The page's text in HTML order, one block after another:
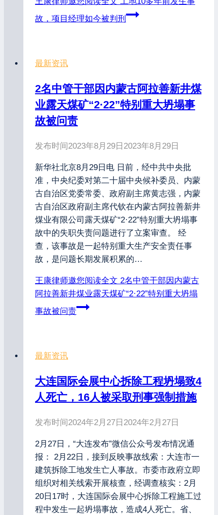
故，项目经理如今被判刑
最新资讯
2名中管干部因内蒙古阿拉善新井煤
业露天煤矿“2·22”特别重大坍塌事
故被问责
发布时间2023年8月29日 2023年8月29日
新华社北京8月29日电 日前，经中共中央批
准，中央纪委对第二十届中央候补委员、内蒙
古自治区党委常委、政府副主席黄志强，内蒙
古自治区政府副主席代钦在内蒙古阿拉善新井
煤业有限公司露天煤矿“2·22”特别重大坍塌事
故中的失职失责问题进行了立案审查。 经
查，该事故是一起特别重大生产安全责任事
故，是问题长期发展积累的…
王康律师邀您阅读全文 2名中管干部因内蒙古
阿拉善新井煤业露天煤矿“2·22”特别重大坍塌
事故被问责
最新资讯
大连国际会展中心拆除工程坍塌致4
人死亡，16人被采取刑事强制措施
发布时间2024年2月27日 2024年2月27日
2月27日，“大连发布”微信公众号发布情况通
报： 2月22日，接到反映事故线索：大连市一
建筑拆除工地发生亡人事故。市委市政府立即
组织对相关线索开展核查，经调查核实：2月
20日17时，大连国际会展中心拆除工程施工过
程中发生一起坍塌事故，造成4人死亡。省、